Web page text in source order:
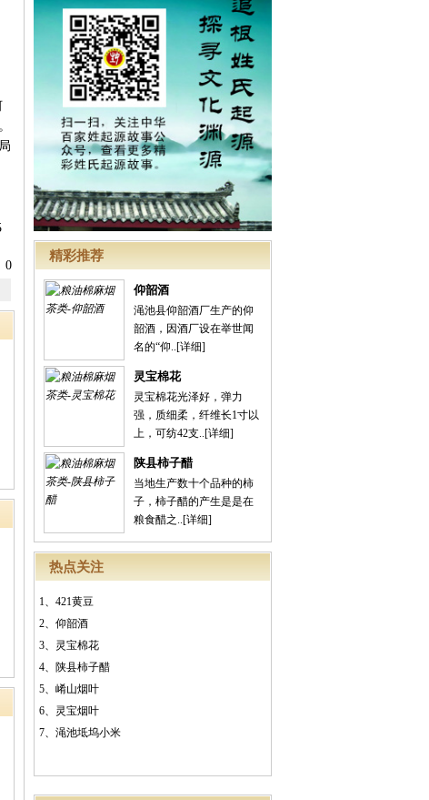
精彩推荐
仰韶酒
渑池县仰韶酒厂生产的仰
韶酒，因酒厂设在举世闻
名的“仰..[详细]
灵宝棉花
灵宝棉花光泽好，弹力
强，质细柔，纤维长1寸以
上，可纺42支..[详细]
陕县柿子醋
当地生产数十个品种的柿
子，柿子醋的产生是是在
粮食醋之..[详细]
热点关注
1、 421黄豆
2、 仰韶酒
3、 灵宝棉花
4、 陕县柿子醋
5、 崤山烟叶
6、 灵宝烟叶
7、 渑池坻坞小米
0